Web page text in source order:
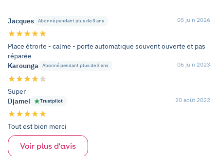
Jacques Abonné pendant plus de 3 ans 05 juin 2026
Place étroite - calme - porte automatique souvent ouverte et pas
réparée
Karounga
Abonné pendant plus de 3 ans 06 juin 2023
Super
Djamel
Trustpilot 20 août 2022
Tout est bien merci
Voir plus d'avis